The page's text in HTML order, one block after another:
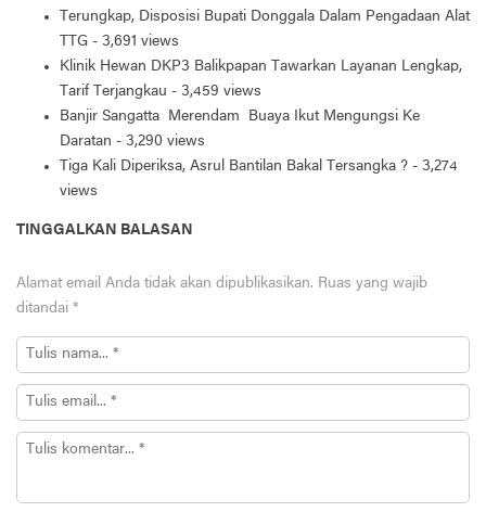
Terungkap, Disposisi Bupati Donggala Dalam Pengadaan Alat
TTG - 3,691 views
Klinik Hewan DKP3 Balikpapan Tawarkan Layanan Lengkap,
Tarif Terjangkau - 3,459 views
Banjir Sangatta Merendam Buaya Ikut Mengungsi Ke
Daratan - 3,290 views
Tiga Kali Diperiksa, Asrul Bantilan Bakal Tersangka ? - 3,274
views
TINGGALKAN BALASAN
Alamat email Anda tidak akan dipublikasikan. Ruas yang wajib
ditandai *